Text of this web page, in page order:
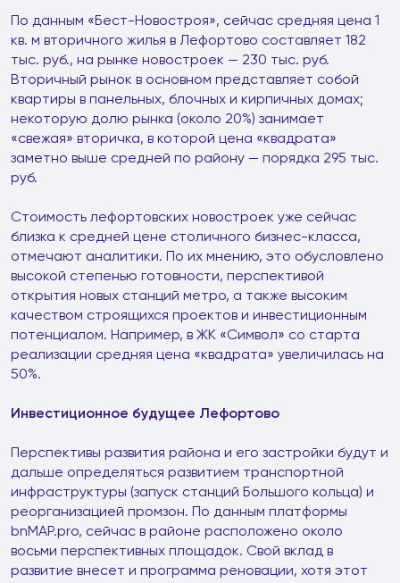
По данным «Бест-Новостроя», сейчас средняя цена 1
кв. м вторичного жилья в Лефортово составляет 182
тыс. руб., на рынке новостроек — 230 тыс. руб.
Вторичный рынок в основном представляет собой
квартиры в панельных, блочных и кирпичных домах;
некоторую долю рынка (около 20%) занимает
«свежая» вторичка, в которой цена «квадрата»
заметно выше средней по району — порядка 295 тыс.
руб.
Стоимость лефортовских новостроек уже сейчас
близка к средней цене столичного бизнес-класса,
отмечают аналитики. По их мнению, это обусловлено
высокой степенью готовности, перспективой
открытия новых станций метро, а также высоким
качеством строящихся проектов и инвестиционным
потенциалом. Например, в ЖК «Символ» со старта
реализации средняя цена «квадрата» увеличилась на
50%.
Инвестиционное будущее Лефортово
Перспективы развития района и его застройки будут и
дальше определяться развитием транспортной
инфраструктуры (запуск станций Большого кольца) и
реорганизацией промзон. По данным платформы
bnMAP.pro, сейчас в районе расположено около
восьми перспективных площадок. Свой вклад в
развитие внесет и программа реновации, хотя этот